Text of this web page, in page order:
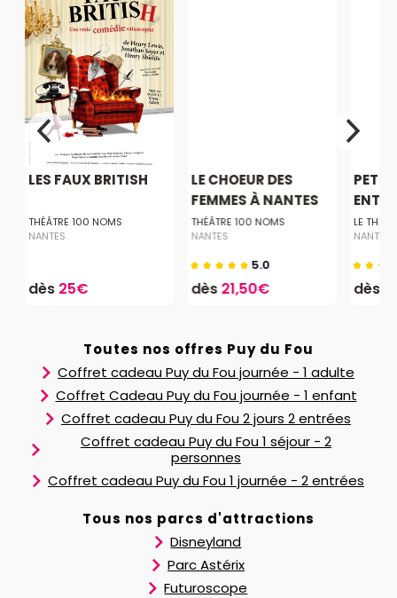
LES FAUX BRITISH
THÉÂTRE 100 NOMS
NANTES
dès 25€
LE CHOEUR DES
FEMMES À NANTES
THÉÂTRE 100 NOMS
NANTES
5.0
dès21,50€
LE
NANTES
dès
Toutes nos offres Puy du Fou
Coffret cadeau Puy du Fou journée - 1 adulte
Coffret Cadeau Puy du Fou journée - 1 enfant
Coffret cadeau Puy du Fou 2 jours 2 entrées
Coffret cadeau Puy du Fou 1 séjour - 2
personnes
Coffret cadeau Puy du Fou 1 journée - 2 entrées
Tous nos parcs d'attractions
Disneyland
Parc Astérix
Futuroscope